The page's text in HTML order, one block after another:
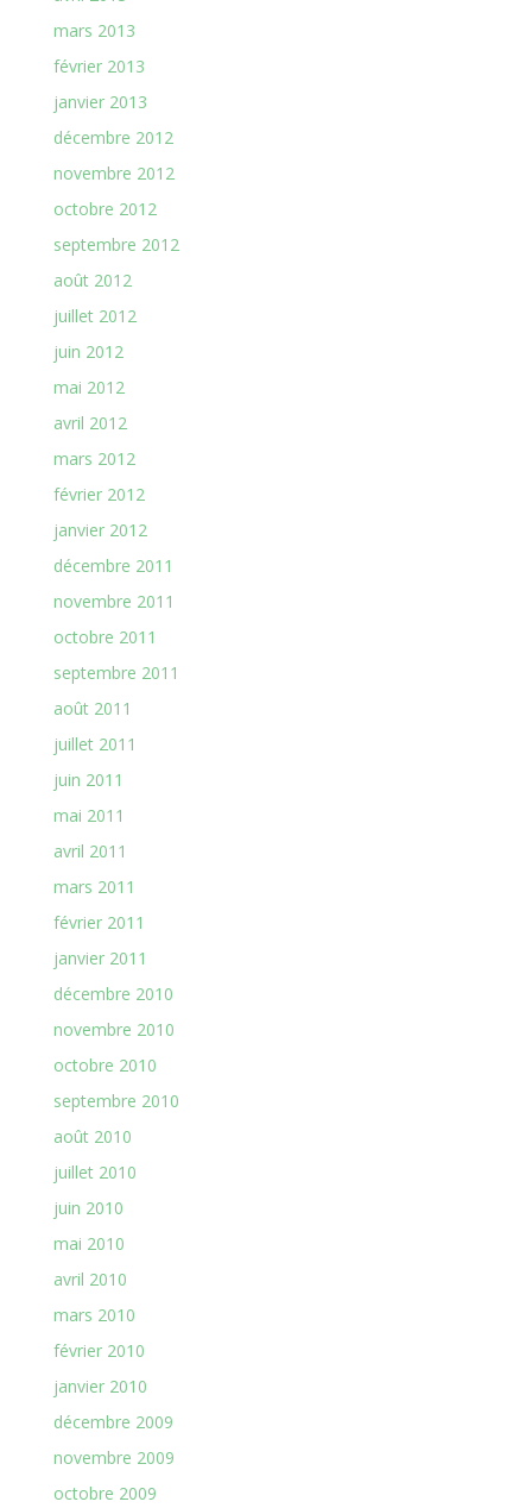
mars 2013
février 2013
janvier 2013
décembre 2012
novembre 2012
octobre 2012
septembre 2012
août 2012
juillet 2012
juin 2012
mai 2012
avril 2012
mars 2012
février 2012
janvier 2012
décembre 2011
novembre 2011
octobre 2011
septembre 2011
août 2011
juillet 2011
juin 2011
mai 2011
avril 2011
mars 2011
février 2011
janvier 2011
décembre 2010
novembre 2010
octobre 2010
septembre 2010
août 2010
juillet 2010
juin 2010
mai 2010
avril 2010
mars 2010
février 2010
janvier 2010
décembre 2009
novembre 2009
octobre 2009